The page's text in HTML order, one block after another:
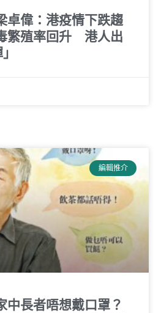
卓偉：港疫情下跌趨
繁殖率回升 港人出
編輯推介
中長者唔想戴口罩？